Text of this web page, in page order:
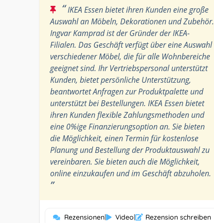
“IKEA Essen bietet ihren Kunden eine große
Auswahl an Möbeln, Dekorationen und Zubehör.
Ingvar Kamprad ist der Gründer der IKEA-
Filialen. Das Geschäft verfügt über eine Auswahl
verschiedener Möbel, die für alle Wohnbereiche
geeignet sind. Ihr Vertriebspersonal unterstützt
Kunden, bietet persönliche Unterstützung,
beantwortet Anfragen zur Produktpalette und
unterstützt bei Bestellungen. IKEA Essen bietet
ihren Kunden flexible Zahlungsmethoden und
eine 0%ige Finanzierungsoption an. Sie bieten
die Möglichkeit, einen Termin für kostenlose
Planung und Bestellung der Produktauswahl zu
vereinbaren. Sie bieten auch die Möglichkeit,
online einzukaufen und im Geschäft abzuholen.
”
Rezensionen| Video| Rezension schreiben